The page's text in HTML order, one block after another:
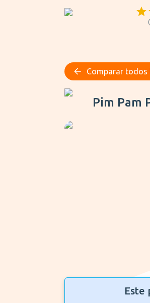
(
Comparar todos
Pim Pam Parking
Pim Pam
Este